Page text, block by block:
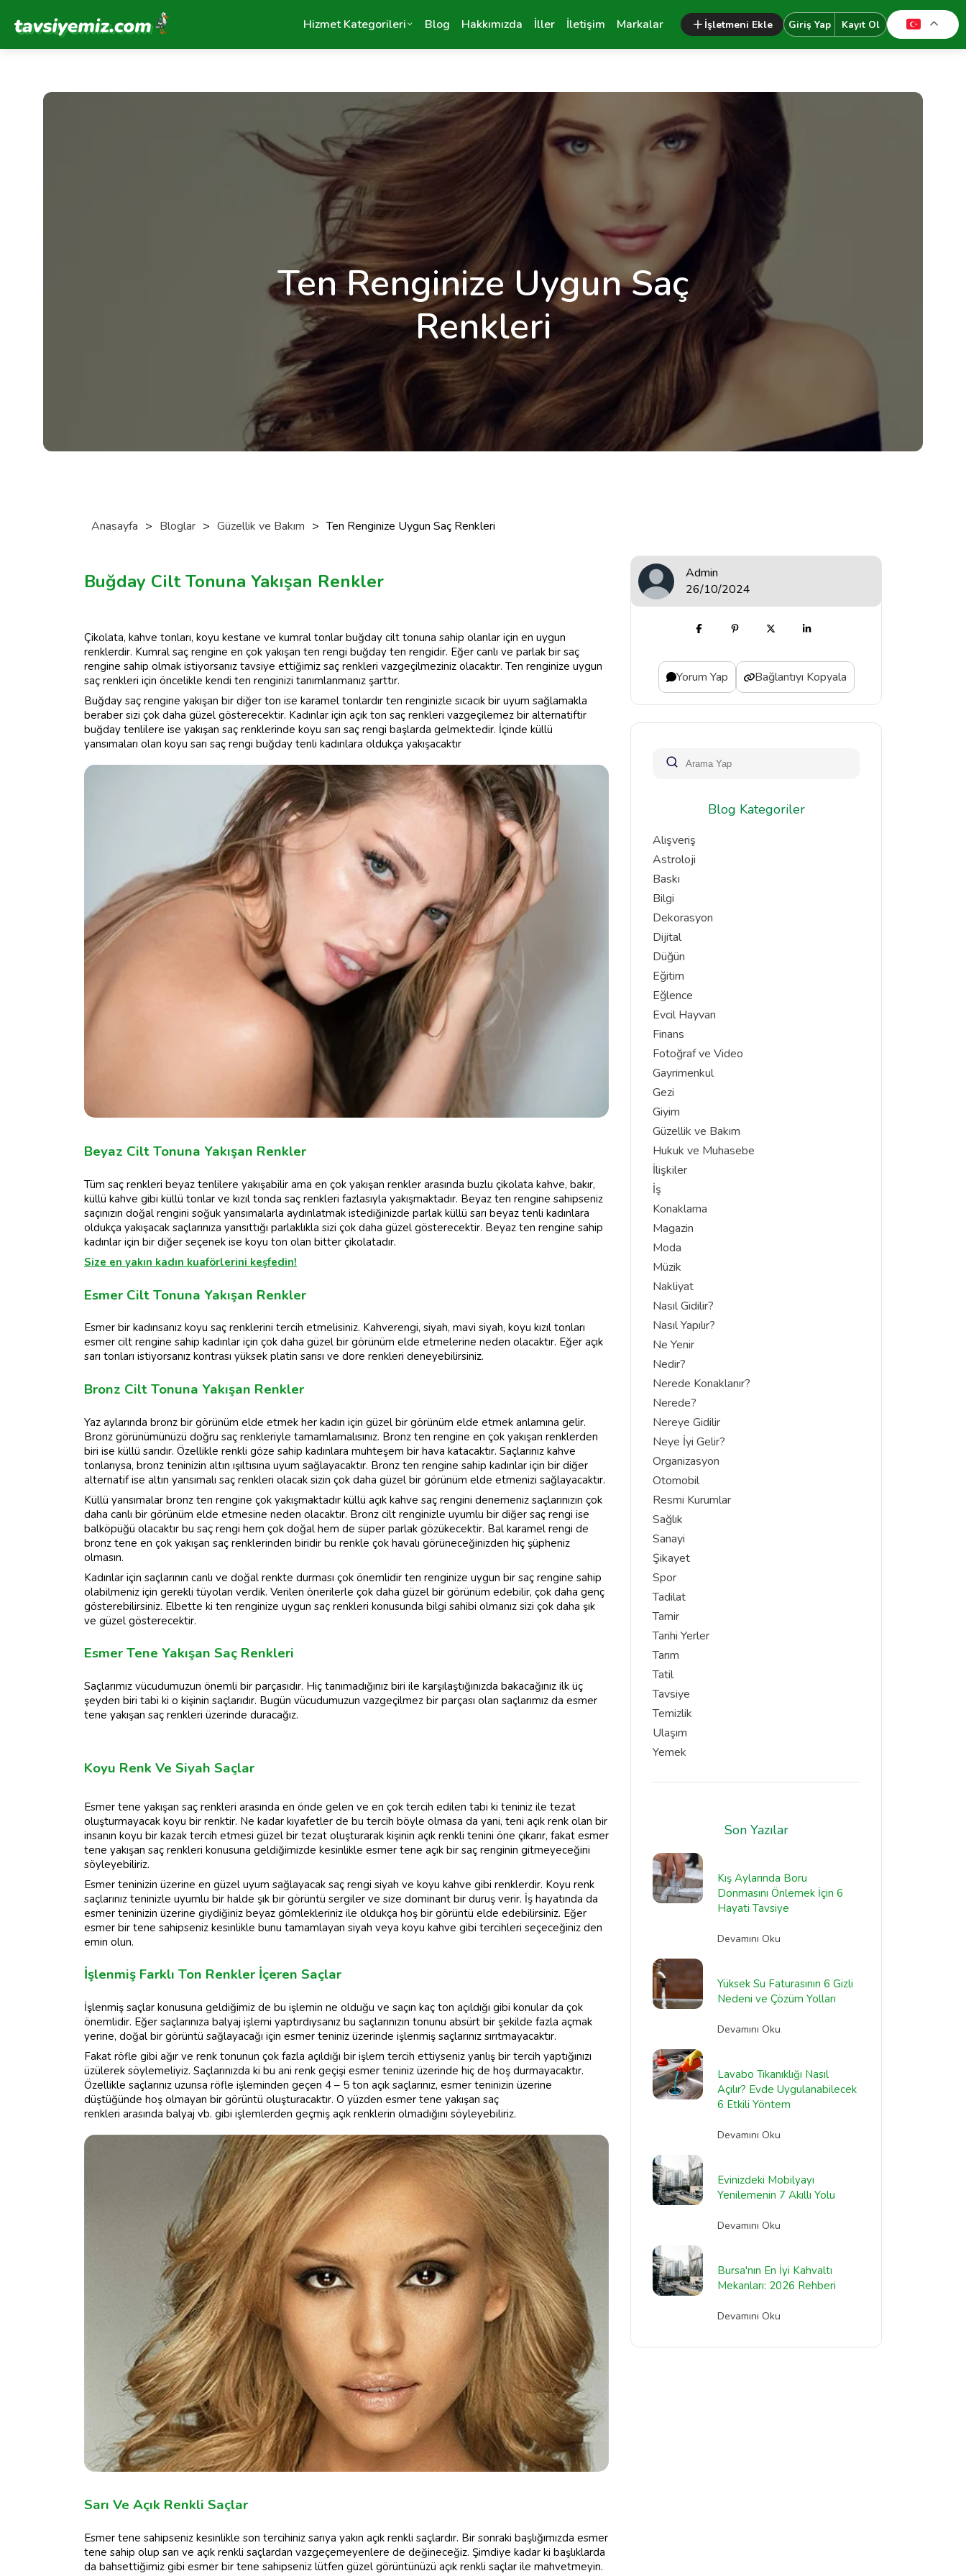
Tavsiyemiz Anasayfa Hizmet Kategorileri Blog Hakkımızda İller İletişim Markalar İşletmeni Ekle Giriş Yap Kayıt Ol
Ten Renginize Uygun Saç
Renkleri
Anasayfa > Bloglar > Güzellik ve Bakım > Ten Renginize Uygun Saç Renkleri
Buğday Cilt Tonuna Yakışan Renkler
Çikolata, kahve tonları, koyu kestane ve kumral tonlar buğday cilt tonuna sahip olanlar için en uygun
renklerdir. Kumral saç rengine en çok yakışan ten rengi buğday ten rengidir. Eğer canlı ve parlak bir saç
rengine sahip olmak istiyorsanız tavsiye ettiğimiz saç renkleri vazgeçilmeziniz olacaktır. Ten renginize uygun
saç renkleri için öncelikle kendi ten renginizi tanımlanmanız şarttır.
Buğday saç rengine yakışan bir diğer ton ise karamel tonlardır ten renginizle sıcacık bir uyum sağlamakla
beraber sizi çok daha güzel gösterecektir. Kadınlar için açık ton saç renkleri vazgeçilemez bir alternatiftir
buğday tenlilere ise yakışan saç renklerinde koyu sarı saç rengi başlarda gelmektedir. İçinde küllü
yansımaları olan koyu sarı saç rengi buğday tenli kadınlara oldukça yakışacaktır
Beyaz Cilt Tonuna Yakışan Renkler
Tüm saç renkleri beyaz tenlilere yakışabilir ama en çok yakışan renkler arasında buzlu çikolata kahve, bakır,
küllü kahve gibi küllü tonlar ve kızıl tonda saç renkleri fazlasıyla yakışmaktadır. Beyaz ten rengine sahipseniz
saçınızın doğal rengini soğuk yansımalarla aydınlatmak istediğinizde parlak küllü sarı beyaz tenli kadınlara
oldukça yakışacak saçlarınıza yansıttığı parlaklıkla sizi çok daha güzel gösterecektir. Beyaz ten rengine sahip
kadınlar için bir diğer seçenek ise koyu ton olan bitter çikolatadır.
Size en yakın kadın kuaförlerini keşfedin!
Esmer Cilt Tonuna Yakışan Renkler
Esmer bir kadınsanız koyu saç renklerini tercih etmelisiniz. Kahverengi, siyah, mavi siyah, koyu kızıl tonları
esmer cilt rengine sahip kadınlar için çok daha güzel bir görünüm elde etmelerine neden olacaktır. Eğer açık
sarı tonları istiyorsanız kontrası yüksek platin sarısı ve dore renkleri deneyebilirsiniz.
Bronz Cilt Tonuna Yakışan Renkler
Yaz aylarında bronz bir görünüm elde etmek her kadın için güzel bir görünüm elde etmek anlamına gelir.
Bronz görünümünüzü doğru saç renkleriyle tamamlamalısınız. Bronz ten rengine en çok yakışan renklerden
biri ise küllü sarıdır. Özellikle renkli göze sahip kadınlara muhteşem bir hava katacaktır. Saçlarınız kahve
tonlarıysa, bronz teninizin altın ışıltısına uyum sağlayacaktır. Bronz ten rengine sahip kadınlar için bir diğer
alternatif ise altın yansımalı saç renkleri olacak sizin çok daha güzel bir görünüm elde etmenizi sağlayacaktır.
Küllü yansımalar bronz ten rengine çok yakışmaktadır küllü açık kahve saç rengini denemeniz saçlarınızın çok
daha canlı bir görünüm elde etmesine neden olacaktır. Bronz cilt renginizle uyumlu bir diğer saç rengi ise
balköpüğü olacaktır bu saç rengi hem çok doğal hem de süper parlak gözükecektir. Bal karamel rengi de
bronz tene en çok yakışan saç renklerinden biridir bu renkle çok havalı görüneceğinizden hiç şüpheniz
olmasın.
Kadınlar için saçlarının canlı ve doğal renkte durması çok önemlidir ten renginize uygun bir saç rengine sahip
olabilmeniz için gerekli tüyoları verdik. Verilen önerilerle çok daha güzel bir görünüm edebilir, çok daha genç
gösterebilirsiniz. Elbette ki ten renginize uygun saç renkleri konusunda bilgi sahibi olmanız sizi çok daha şık
ve güzel gösterecektir.
Esmer Tene Yakışan Saç Renkleri
Saçlarımız vücudumuzun önemli bir parçasıdır. Hiç tanımadığınız biri ile karşılaştığınızda bakacağınız ilk üç
şeyden biri tabi ki o kişinin saçlarıdır. Bugün vücudumuzun vazgeçilmez bir parçası olan saçlarımız da esmer
tene yakışan saç renkleri üzerinde duracağız.
Koyu Renk Ve Siyah Saçlar
Esmer tene yakışan saç renkleri arasında en önde gelen ve en çok tercih edilen tabi ki teniniz ile tezat
oluşturmayacak koyu bir renktir. Ne kadar kıyafetler de bu tercih böyle olmasa da yani, teni açık renk olan bir
insanın koyu bir kazak tercih etmesi güzel bir tezat oluşturarak kişinin açık renkli tenini öne çıkarır, fakat esmer
tene yakışan saç renkleri konusuna geldiğimizde kesinlikle esmer tene açık bir saç renginin gitmeyeceğini
söyleyebiliriz.
Esmer teninizin üzerine en güzel uyum sağlayacak saç rengi siyah ve koyu kahve gibi renklerdir. Koyu renk
saçlarınız teninizle uyumlu bir halde şık bir görüntü sergiler ve size dominant bir duruş verir. İş hayatında da
esmer teninizin üzerine giydiğiniz beyaz gömlekleriniz ile oldukça hoş bir görüntü elde edebilirsiniz. Eğer
esmer bir tene sahipseniz kesinlikle bunu tamamlayan siyah veya koyu kahve gibi tercihleri seçeceğiniz den
emin olun.
İşlenmiş Farklı Ton Renkler İçeren Saçlar
İşlenmiş saçlar konusuna geldiğimiz de bu işlemin ne olduğu ve saçın kaç ton açıldığı gibi konular da çok
önemlidir. Eğer saçlarınıza balyaj işlemi yaptırdıysanız bu saçlarınızın tonunu absürt bir şekilde fazla açmak
yerine, doğal bir görüntü sağlayacağı için esmer teniniz üzerinde işlenmiş saçlarınız sırıtmayacaktır.
Fakat röfle gibi ağır ve renk tonunun çok fazla açıldığı bir işlem tercih ettiyseniz yanlış bir tercih yaptığınızı
üzülerek söylemeliyiz. Saçlarınızda ki bu ani renk geçişi esmer teniniz üzerinde hiç de hoş durmayacaktır.
Özellikle saçlarınız uzunsa röfle işleminden geçen 4 – 5 ton açık saçlarınız, esmer teninizin üzerine
düştüğünde hoş olmayan bir görüntü oluşturacaktır. O yüzden esmer tene yakışan saç
renkleri arasında balyaj vb. gibi işlemlerden geçmiş açık renklerin olmadığını söyleyebiliriz.
Sarı Ve Açık Renkli Saçlar
Esmer tene sahipseniz kesinlikle son tercihiniz sarıya yakın açık renkli saçlardır. Bir sonraki başlığımızda esmer
tene sahip olup sarı ve açık renkli saçlardan vazgeçemeyenlere de değineceğiz. Şimdiye kadar ki başlıklarda
da bahsettiğimiz gibi esmer bir tene sahipseniz lütfen güzel görüntünüzü açık renkli saçlar ile mahvetmeyin.
Admin
26/10/2024
Yorum Yap Bağlantıyı Kopyala
Blog Kategoriler
Alışveriş
Astroloji
Baskı
Bilgi
Dekorasyon
Dijital
Düğün
Eğitim
Eğlence
Evcil Hayvan
Finans
Fotoğraf ve Video
Gayrimenkul
Gezi
Giyim
Güzellik ve Bakım
Hukuk ve Muhasebe
İlişkiler
İş
Konaklama
Magazin
Moda
Müzik
Nakliyat
Nasıl Gidilir?
Nasıl Yapılır?
Ne Yenir
Nedir?
Nerede Konaklanır?
Nerede?
Nereye Gidilir
Neye İyi Gelir?
Organizasyon
Otomobil
Resmi Kurumlar
Sağlık
Sanayi
Şikayet
Spor
Tadilat
Tamir
Tarihi Yerler
Tarım
Tatil
Tavsiye
Temizlik
Ulaşım
Yemek
Son Yazılar
Kış Aylarında Boru
Donmasını Önlemek İçin 6
Hayati Tavsiye
Devamını Oku
Yüksek Su Faturasının 6 Gizli
Nedeni ve Çözüm Yolları
Devamını Oku
Lavabo Tıkanıklığı Nasıl
Açılır? Evde Uygulanabilecek
6 Etkili Yöntem
Devamını Oku
Evinizdeki Mobilyayı
Yenilemenin 7 Akıllı Yolu
Devamını Oku
Bursa'nın En İyi Kahvaltı
Mekanları: 2026 Rehberi
Devamını Oku